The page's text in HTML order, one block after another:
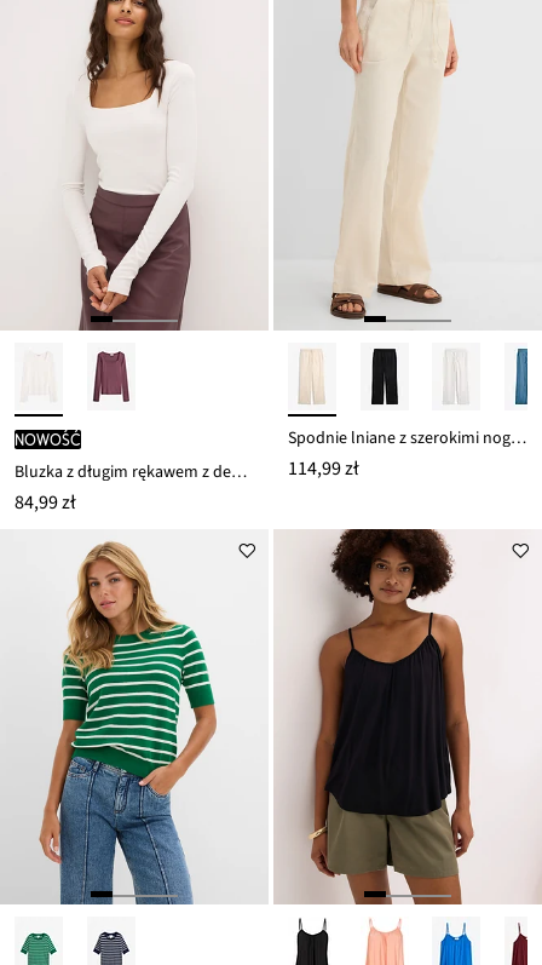
nowość
Bluzka z długim rękawem z dekoltem karo
84,99 zł
Spodnie lniane z szerokimi nogawkami
114,99 zł